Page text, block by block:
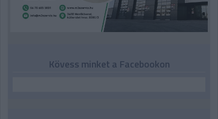
Kövess minket a Facebookon